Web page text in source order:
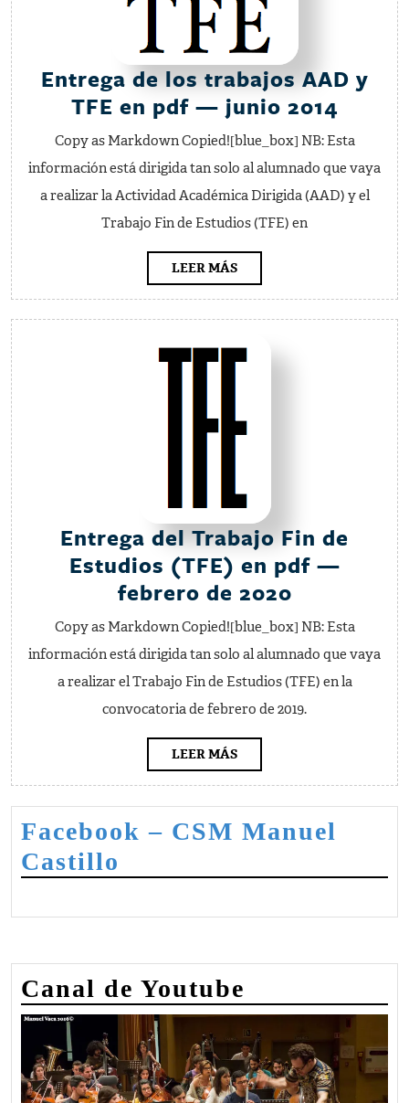
Entrega de los trabajos AAD y
TFE en pdf — junio 2014
de
los
en
pdf
Copy as Markdown Copied![blue_box] NB: Esta
información está dirigida tan solo al alumnado que vaya
a realizar la Actividad Académica Dirigida (AAD) y el
Trabajo Fin de Estudios (TFE) en
LEER MÁSLEER
MÁS
Entrega del Trabajo Fin de
Estudios (TFE) en pdf —
febrero de 2020Entrega
del
Trabajo
Fin
de
en
pdf
—
2020
Copy as Markdown Copied![blue_box] NB: Esta
información está dirigida tan solo al alumnado que vaya
a realizar el Trabajo Fin de Estudios (TFE) en la
convocatoria de febrero de 2019.
LEER MÁSLEER
MÁS
Facebook – CSM Manuel
Castillo
Canal de Youtube